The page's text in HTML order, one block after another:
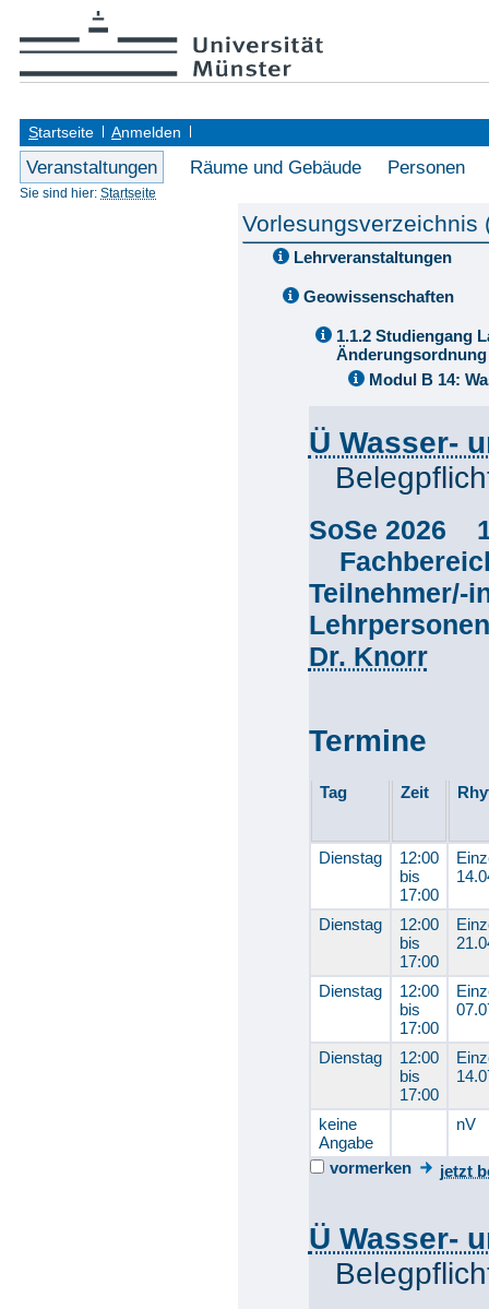
Startseite Anmelden
Veranstaltungen Räume und Gebäude Personen
Sie sind hier: Startseite
Vorlesungsverzeichnis
Lehrveranstaltungen
Geowissenschaften
1.1.2 Studiengang
Änderungsordnung
Modul B 14:
Ü Wasser-
SoSe 2026
Dr. Knorr
Termine
Tag Zeit
Dienstag
12:00
bis
17:00
Dienstag
12:00
bis
17:00
Dienstag
12:00
bis
17:00
Dienstag
12:00
bis
17:00
keine
Angabe
nV
vormerken jetzt
Ü Wasser-